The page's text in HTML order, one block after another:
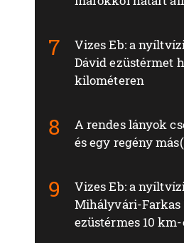
Vizes Eb: a
Dávid ezüstérmet
kilométeren
A rendes lányok
és egy regény
Vizes Eb: a
Mihályvári-
ezüstérmes 10